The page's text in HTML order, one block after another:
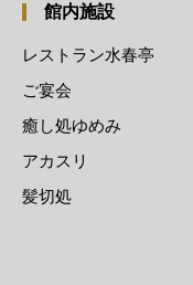
館内施設
レストラン水春亭
ご宴会
癒し処ゆめみ
アカスリ
髪切処